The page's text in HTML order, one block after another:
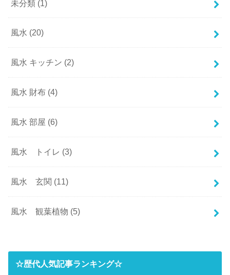
未分類 (1)
風水 (20)
風水 キッチン (2)
風水 財布 (4)
風水 部屋 (6)
風水 トイレ (3)
風水 玄関 (11)
風水 観葉植物 (5)
☆歴代人気記事ランキング☆